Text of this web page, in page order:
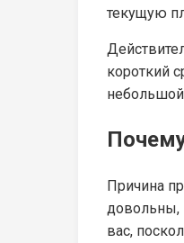
текущую
короткий
Причина
довольны,
вас,